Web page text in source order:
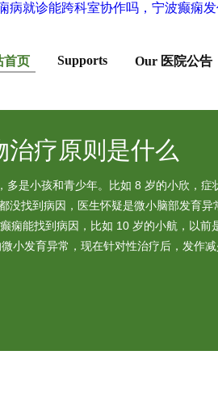
病就诊能跨科室协作吗，宁波癫痫
首页 Supports Our 医院公告
治疗原则是什么
多是小孩和青少年。比如 8 岁的小欣，
没找到病因，医生怀疑是微小脑部发育
痫能找到病因，比如 10 岁的小航，以前
小发育异常，现在针对性治疗后，发作减